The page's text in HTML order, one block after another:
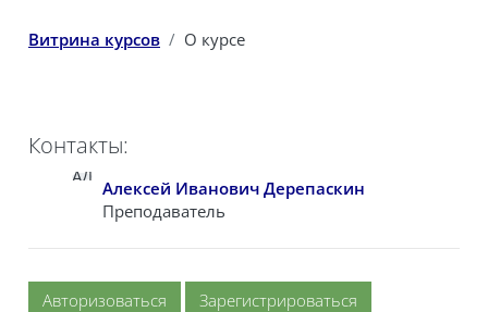
Витрина курсов О курсе
Контакты:
АД
Алексей Иванович Дерепаскин
Преподаватель
Авторизоваться Зарегистрироваться